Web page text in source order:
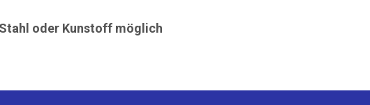
oder Kunstoff möglich